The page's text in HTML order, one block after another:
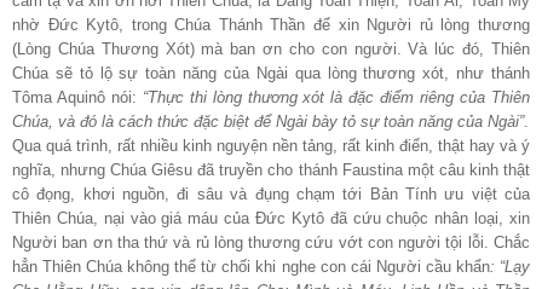
nhờ Đức Kytô, trong Chúa Thánh Thần để xin Người rủ lòng thương
(Lòng Chúa Thương Xót) mà ban ơn cho con người. Và lúc đó, Thiên
Chúa sẽ tỏ lộ sự toàn năng của Ngài qua lòng thương xót, như thánh
Tôma Aquinô nói: “Thực thi lòng thương xót là đặc điểm riêng của Thiên
Chúa, và đó là cách thức đặc biệt để Ngài bày tỏ sự toàn năng của Ngài”.
Qua quá trình, rất nhiều kinh nguyện nền tảng, rất kinh điển, thật hay và ý
nghĩa, nhưng Chúa Giêsu đã truyền cho thánh Faustina một câu kinh thật
cô đọng, khơi nguồn, đi sâu và đụng chạm tới Bản Tính ưu việt của
Thiên Chúa, nại vào giá máu của Đức Kytô đã cứu chuộc nhân loại, xin
Người ban ơn tha thứ và rủ lòng thương cứu vớt con người tội lỗi. Chắc
hẳn Thiên Chúa không thể từ chối khi nghe con cái Người cầu khẩn: “Lạy